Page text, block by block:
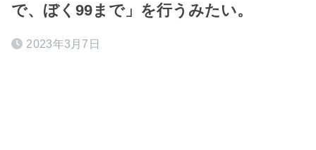
で、ぼく99まで」を行うみたい。
2023年3月7日